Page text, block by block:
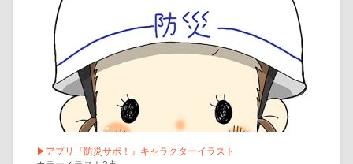
▶アプリ『防災サポ！』キャラクターイラスト